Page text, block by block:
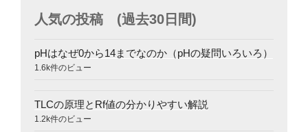
人気の投稿 (過去30日間)
pHはなぜ0から14までなのか（pHの疑問いろいろ）
1.6k件のビュー
TLCの原理とRf値の分かりやすい解説
1.2k件のビュー